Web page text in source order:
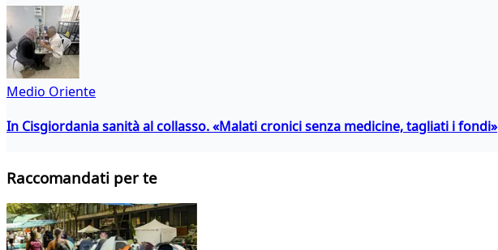
Medio Oriente
In Cisgiordania sanità al collasso. «Malati cronici senza medicine, tagliati i fondi»
Raccomandati per te